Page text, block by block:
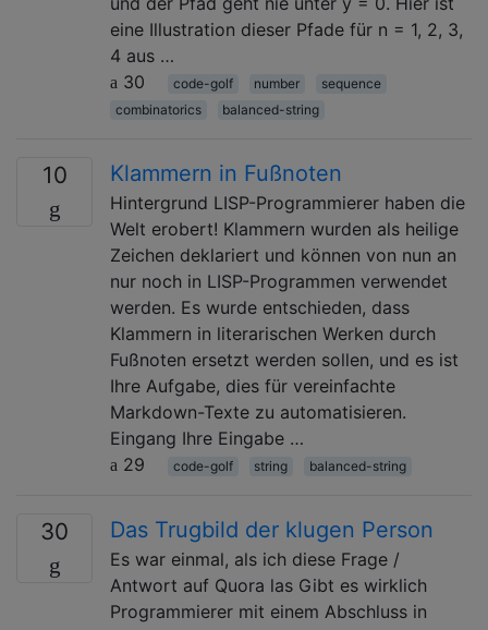
eine Illustration dieser Pfade für n = 1, 2, 3,
4 aus …
30
code-golf number
sequence
combinatorics
balanced-string
10 Klammern in Fußnoten
Hintergrund LISP-Programmierer haben die
Welt erobert! Klammern wurden als heilige
Zeichen deklariert und können von nun an
nur noch in LISP-Programmen verwendet
werden. Es wurde entschieden, dass
Klammern in literarischen Werken durch
Fußnoten ersetzt werden sollen, und es ist
Ihre Aufgabe, dies für vereinfachte
Markdown-Texte zu automatisieren.
Eingang Ihre Eingabe …
29
code-golf string balanced-string
30 Das Trugbild der klugen Person
Es war einmal, als ich diese Frage /
Antwort auf Quora las Gibt es wirklich
Programmierer mit einem Abschluss in